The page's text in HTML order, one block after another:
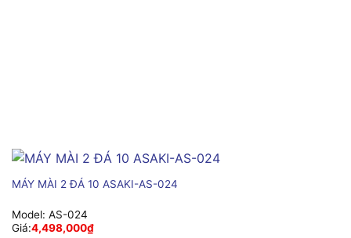
MÁY MÀI 2 ĐÁ 10 ASAKI-AS-024
Model: AS-024
Giá:4,498,000₫